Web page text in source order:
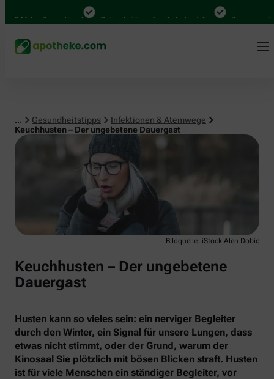
in Deutschland Online bei Ihrer Apotheke bestellen Bequem
... Gesundheitstipps
Infektionen & Atemwege
Keuchhusten – Der ungebetene Dauergast
Infektionen & Atemwege
Bildquelle: iStock Alen Dobic
Keuchhusten – Der ungebetene
Dauergast
Husten kann so vieles sein: ein nerviger Begleiter
durch den Winter, ein Signal für unsere Lungen, dass
etwas nicht stimmt, oder der Grund, warum der
Kinosaal Sie plötzlich mit bösen Blicken straft. Husten
ist für viele Menschen ein ständiger Begleiter, vor